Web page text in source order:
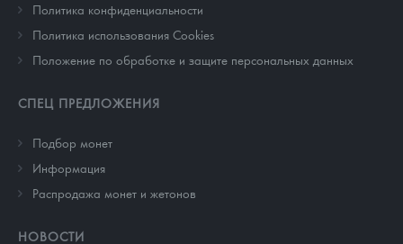
Политика конфиденциальности
Политика использования Cookies
Положение по обработке и защите персональных данных
СПЕЦ ПРЕДЛОЖЕНИЯ
Подбор монет
Информация
Распродажа монет и жетонов
НОВОСТИ